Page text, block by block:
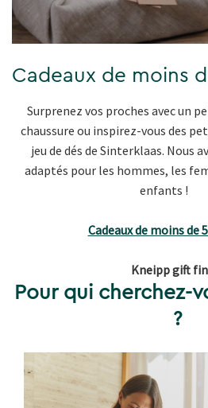
Cadeaux de moins
Surprenez vos proches avec un
chaussure ou inspirez-vous des
jeu de dés de Sinterklaas. Nous
adaptés pour les hommes, les
enfants !
Cadeaux de moins de
Kneipp gift
Pour qui cherchez-
?